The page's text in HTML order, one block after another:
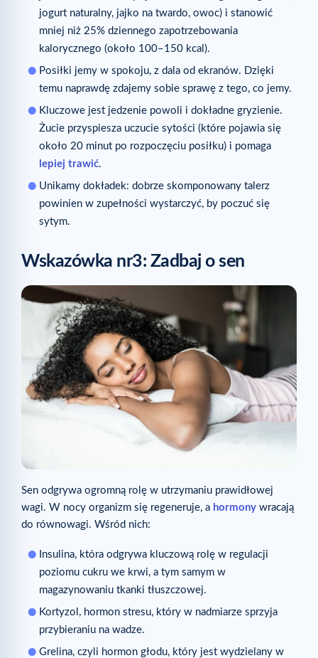
jogurt naturalny, jajko na twardo, owoc) i stanowić
mniej niż 25% dziennego zapotrzebowania
kalorycznego (około 100–150 kcal).
Posiłki jemy w spokoju, z dala od ekranów. Dzięki
temu naprawdę zdajemy sobie sprawę z tego, co jemy.
Kluczowe jest jedzenie powoli i dokładne gryzienie.
Żucie przyspiesza uczucie sytości (które pojawia się
około 20 minut po rozpoczęciu posiłku) i pomaga
lepiej trawić.
Unikamy dokładek: dobrze skomponowany talerz
powinien w zupełności wystarczyć, by poczuć się
sytym.
Wskazówka nr3: Zadbaj o sen
Sen odgrywa ogromną rolę w utrzymaniu prawidłowej
wagi. W nocy organizm się regeneruje, a hormony wracają
do równowagi. Wśród nich:
Insulina, która odgrywa kluczową rolę w regulacji
poziomu cukru we krwi, a tym samym w
magazynowaniu tkanki tłuszczowej.
Kortyzol, hormon stresu, który w nadmiarze sprzyja
przybieraniu na wadze.
Grelina, czyli hormon głodu, który jest wydzielany w